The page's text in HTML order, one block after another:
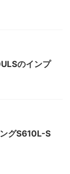
のインプ
グS610L-S